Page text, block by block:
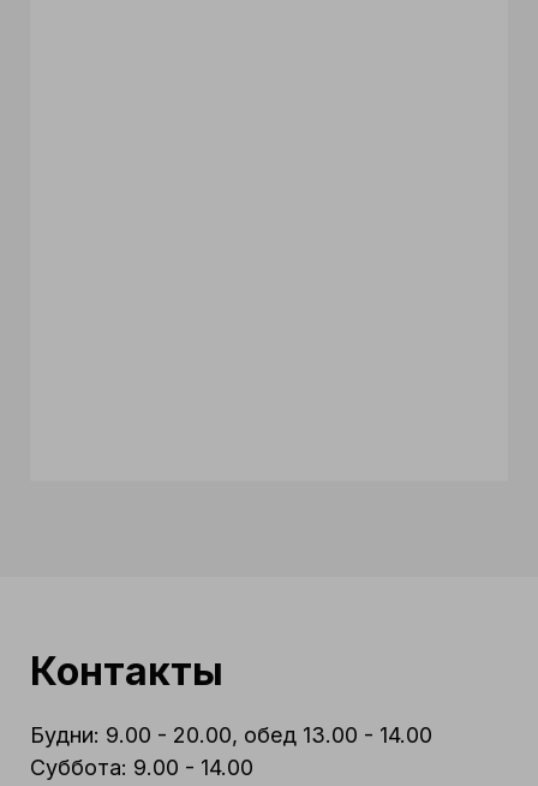
Контакты
Будни: 9.00 - 20.00, обед 13.00 - 14.00
Суббота: 9.00 - 14.00